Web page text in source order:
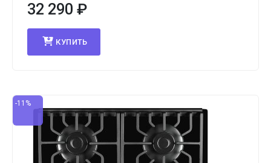
32 290 ₽
КУПИТЬ
-11%